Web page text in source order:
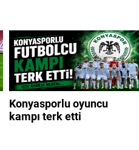
Konyasporlu oyuncu
kampı terk etti